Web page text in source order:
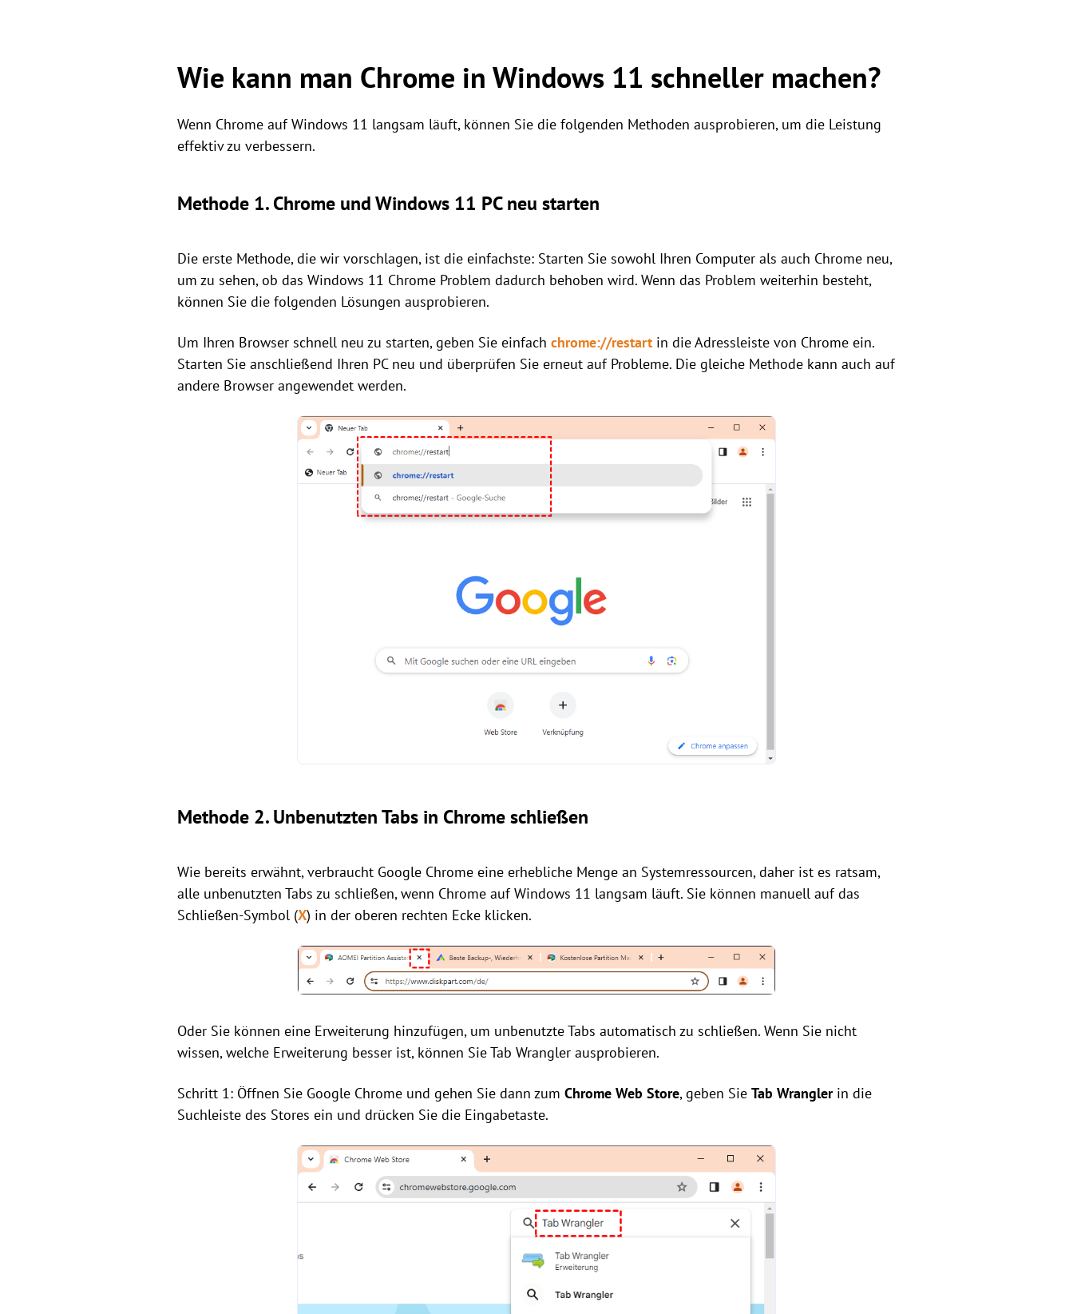
Wie kann man Chrome in Windows 11 schneller machen?
Wenn Chrome auf Windows 11 langsam läuft, können Sie die folgenden Methoden ausprobieren, um die Leistung
effektiv zu verbessern.
Methode 1. Chrome und Windows 11 PC neu starten
Die erste Methode, die wir vorschlagen, ist die einfachste: Starten Sie sowohl Ihren Computer als auch Chrome neu,
um zu sehen, ob das Windows 11 Chrome Problem dadurch behoben wird. Wenn das Problem weiterhin besteht,
können Sie die folgenden Lösungen ausprobieren.
Um Ihren Browser schnell neu zu starten, geben Sie einfach chrome://restart in die Adressleiste von Chrome ein.
Starten Sie anschließend Ihren PC neu und überprüfen Sie erneut auf Probleme. Die gleiche Methode kann auch auf
andere Browser angewendet werden.
Methode 2. Unbenutzten Tabs in Chrome schließen
Wie bereits erwähnt, verbraucht Google Chrome eine erhebliche Menge an Systemressourcen, daher ist es ratsam,
alle unbenutzten Tabs zu schließen, wenn Chrome auf Windows 11 langsam läuft. Sie können manuell auf das
Schließen-Symbol (X) in der oberen rechten Ecke klicken.
Oder Sie können eine Erweiterung hinzufügen, um unbenutzte Tabs automatisch zu schließen. Wenn Sie nicht
wissen, welche Erweiterung besser ist, können Sie Tab Wrangler ausprobieren.
Schritt 1: Öffnen Sie Google Chrome und gehen Sie dann zum Chrome Web Store, geben Sie Tab Wranglerin die
Suchleiste des Stores ein und drücken Sie die Eingabetaste.